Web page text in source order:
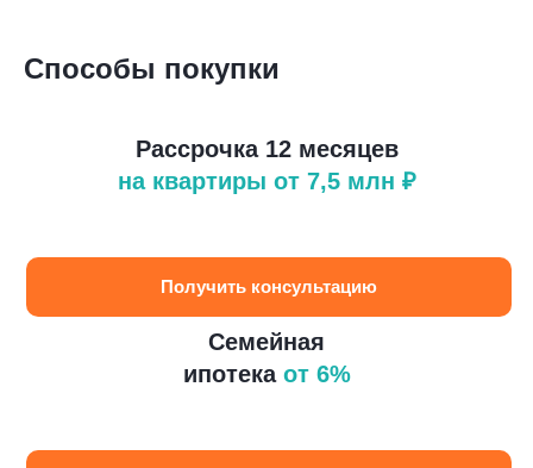
Способы покупки
Рассрочка 12 месяцев
на квартиры от 7,5 млн ₽
Получить консультацию
Семейная
ипотека от 6%